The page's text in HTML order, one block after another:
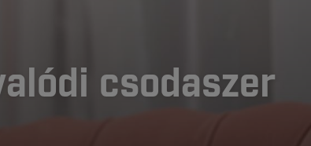
csodaszer